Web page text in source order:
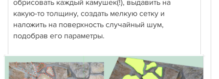
обрисовать каждый камушек(!), выдавить на
какую-то толщину, создать мелкую сетку и
наложить на поверхность случайный шум,
подобрав его параметры.